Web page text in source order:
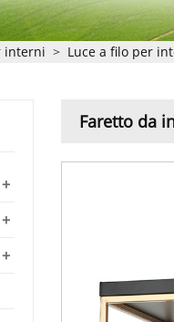
interni > Luce a filo per
Faretto da
+
+
+